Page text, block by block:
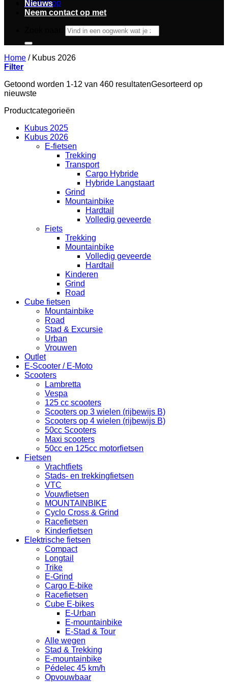
Workshop
Nieuws
Neem contact op met
Home /Kubus 2026
Filter
Getoond worden 1-12 van 460 resultatenGesorteerd op
nieuwste
Productcategorieën
Kubus 2025
Kubus 2026
E-fietsen
Trekking
Transport
Cargo Hybride
Hybride Langstaart
Grind
Mountainbike
Hardtail
Volledig geveerde
Fiets
Trekking
Mountainbike
Volledig geveerde
Hardtail
Kinderen
Grind
Road
Cube fietsen
Mountainbike
Road
Stad & Excursie
Urban
Vrouwen
Outlet
E-Scooter / E-Moto
Scooters
Lambretta
Vespa
125 cc scooters
Scooters op 3 wielen (rijbewijs B)
Scooters op 4 wielen (rijbewijs B)
50cc Scooters
Maxi scooters
50cc en 125cc motorfietsen
Fietsen
Vrachtfiets
Stads- en trekkingfietsen
VTC
Vouwfietsen
MOUNTAINBIKE
Cyclo Cross & Grind
Racefietsen
Kinderfietsen
Elektrische fietsen
Compact
Longtail
Trike
E-Grind
Cargo E-bike
Racefietsen
Cube E-bikes
E-Urban
E-mountainbike
E-Stad & Tour
Alle wegen
Stad & Trekking
E-mountainbike
Pédelec 45 km/h
Opvouwbaar